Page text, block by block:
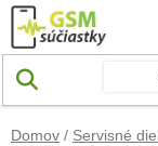
Prejsť na obsah
Domov / Servisné